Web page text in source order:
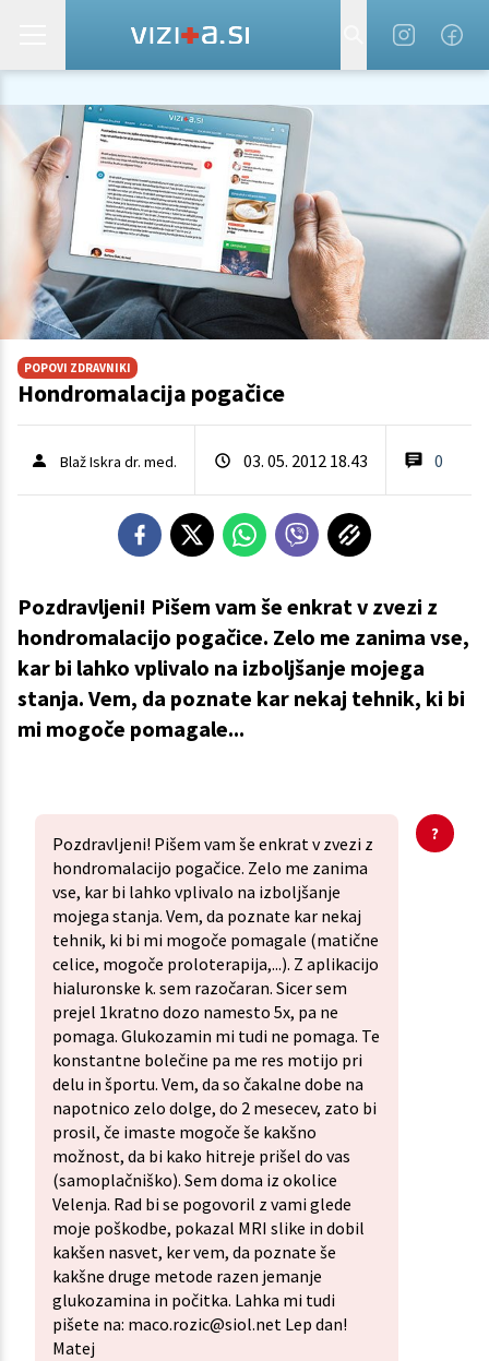
POPOVI ZDRAVNIKI
Hondromalacija pogačice
Blaž Iskra dr. med. 03. 05. 2012 18.43 0
Pozdravljeni! Pišem vam še enkrat v zvezi z
hondromalacijo pogačice. Zelo me zanima vse,
kar bi lahko vplivalo na izboljšanje mojega
stanja. Vem, da poznate kar nekaj tehnik, ki bi
mi mogoče pomagale...
Pozdravljeni! Pišem vam še enkrat v zvezi z
hondromalacijo pogačice. Zelo me zanima
vse, kar bi lahko vplivalo na izboljšanje
mojega stanja. Vem, da poznate kar nekaj
tehnik, ki bi mi mogoče pomagale (matične
celice, mogoče proloterapija,...). Z aplikacijo
hialuronske k. sem razočaran. Sicer sem
prejel 1kratno dozo namesto 5x, pa ne
pomaga. Glukozamin mi tudi ne pomaga. Te
konstantne bolečine pa me res motijo pri
delu in športu. Vem, da so čakalne dobe na
napotnico zelo dolge, do 2 mesecev, zato bi
prosil, če imaste mogoče še kakšno
možnost, da bi kako hitreje prišel do vas
(samoplačniško). Sem doma iz okolice
Velenja. Rad bi se pogovoril z vami glede
moje poškodbe, pokazal MRI slike in dobil
kakšen nasvet, ker vem, da poznate še
kakšne druge metode razen jemanje
glukozamina in počitka. Lahka mi tudi
pišete na: maco.rozic@siol.net Lep dan!
Matej